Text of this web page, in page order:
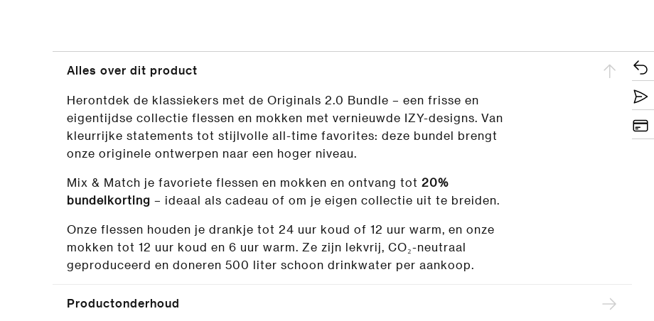
Alles over dit product
Herontdek de klassiekers met de Originals 2.0 Bundle – een frisse en
eigentijdse collectie flessen en mokken met vernieuwde IZY-designs. Van
kleurrijke statements tot stijlvolle all-time favorites: deze bundel brengt
onze originele ontwerpen naar een hoger niveau.
Mix & Match je favoriete flessen en mokken en ontvang tot 20%
bundelkorting – ideaal als cadeau of om je eigen collectie uit te breiden.
Onze flessen houden je drankje tot 24 uur koud of 12 uur warm, en onze
mokken tot 12 uur koud en 6 uur warm. Ze zijn lekvrij, CO₂-neutraal
geproduceerd en doneren 500 liter schoon drinkwater per aankoop.
Productonderhoud